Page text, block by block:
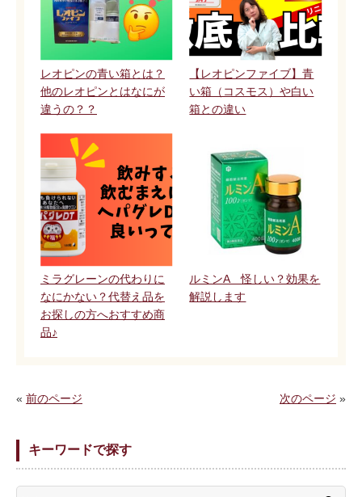
レオピンの青い箱とは？
他のレオピンとはなにが
違うの？？
【レオピンファイブ】青
い箱（コスモス）や白い
箱との違い
ミラグレーンの代わりに
なにかない？代替え品を
お探しの方へおすすめ商
品♪
ルミンA 怪しい？効果を
解説します
« 前のページ 次のページ »
キーワードで探す